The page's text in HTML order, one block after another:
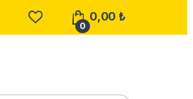
0
0,00₺